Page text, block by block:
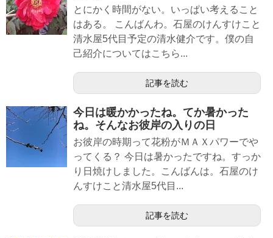
とにかく時間がない。いっぱい考えること
はある。 こんばんわ。石屋のけんすけこと
清水屋5代目予定の清水健介です。僕の自
己紹介についてはこちら...
記事を読む
今日は暖かかったね。てか暑かった
ね。そんなお彼岸の入りの日
お彼岸の時期って花粉がＭＡＸパワーでや
ってくる？ 今日は暑かったですね。すっか
り日焼けしました。こんばんは。石屋のけ
んすけこと清水屋5代目...
記事を読む